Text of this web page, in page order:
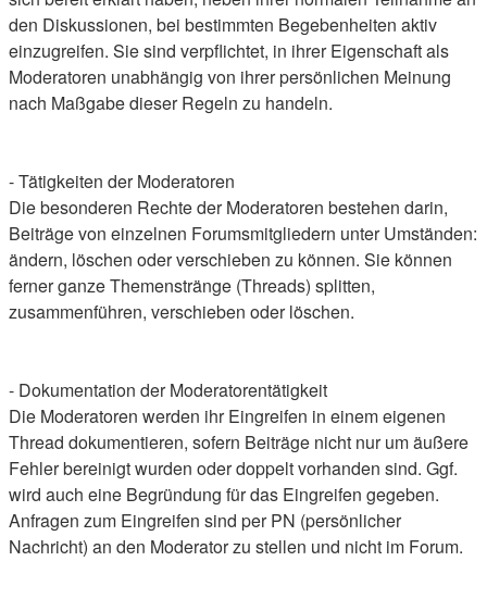
den Diskussionen, bei bestimmten Begebenheiten aktiv
einzugreifen. Sie sind verpflichtet, in ihrer Eigenschaft als
Moderatoren unabhängig von ihrer persönlichen Meinung
nach Maßgabe dieser Regeln zu handeln.
- Tätigkeiten der Moderatoren
Die besonderen Rechte der Moderatoren bestehen darin,
Beiträge von einzelnen Forumsmitgliedern unter Umständen:
ändern, löschen oder verschieben zu können. Sie können
ferner ganze Themenstränge (Threads) splitten,
zusammenführen, verschieben oder löschen.
- Dokumentation der Moderatorentätigkeit
Die Moderatoren werden ihr Eingreifen in einem eigenen
Thread dokumentieren, sofern Beiträge nicht nur um äußere
Fehler bereinigt wurden oder doppelt vorhanden sind. Ggf.
wird auch eine Begründung für das Eingreifen gegeben.
Anfragen zum Eingreifen sind per PN (persönlicher
Nachricht) an den Moderator zu stellen und nicht im Forum.